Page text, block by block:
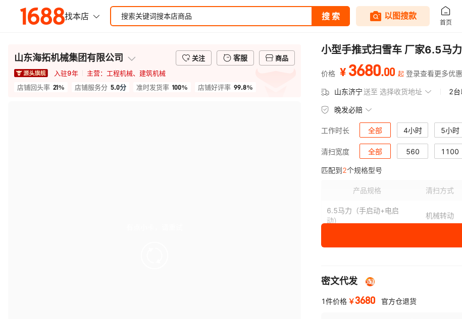
山东海拓机械集团有限公司 关注 客服
商品
入驻9年 主营： 工程机械、建筑机械
店铺回头率 21% 店铺服务分 5.0分 准时发货率 100% 店铺好评率 99.8%
小型手推式扫雪车 厂家6.5马
价格 ¥ 3680.00 起 登录查看更多优惠
山东济宁送至 选择收货地址 2台
晚发必赔
工作时长 全部 4小时 5小时
清扫宽度 全部 560 1100
匹配到2个规格型号
产品规格 清扫方式
6.5马力（手启动+电启
动）
机械转动
密文代发
1件价格 ￥3680 官方仓退货